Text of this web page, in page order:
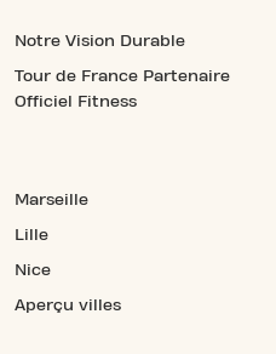
Notre Vision Durable
Tour de France Partenaire
Officiel Fitness
Marseille
Lille
Nice
Aperçu villes